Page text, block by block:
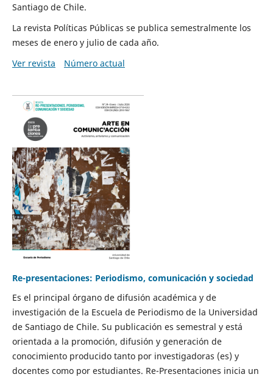
Santiago de Chile.
La revista Políticas Públicas se publica semestralmente los
meses de enero y julio de cada año.
Ver revista
Número actual
Re-presentaciones: Periodismo, comunicación y sociedad
Es el principal órgano de difusión académica y de
investigación de la Escuela de Periodismo de la Universidad
de Santiago de Chile. Su publicación es semestral y está
orientada a la promoción, difusión y generación de
conocimiento producido tanto por investigadoras (es) y
docentes como por estudiantes. Re-Presentaciones inicia un